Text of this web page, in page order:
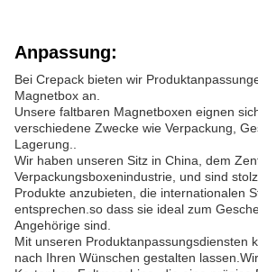
Anpassung:
Bei Crepack bieten wir
Magnetbox an.
Unsere faltbaren Magnetboxen eignen
verschiedene Zwecke wie Verpackung,
Lagerung..
Wir haben unseren Sitz in China, dem
Verpackungsboxenindustrie, und sind
Produkte anzubieten, die internationalen
entsprechen.so dass sie ideal zum
Angehörige sind.
Mit unseren Produktanpassungsdiensten
nach Ihren Wünschen gestalten